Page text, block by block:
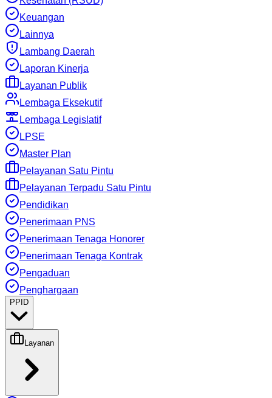
Keuangan
Lainnya
Lambang Daerah
Laporan Kinerja
Layanan Publik
Lembaga Eksekutif
Lembaga Legislatif
LPSE
Master Plan
Pelayanan Satu Pintu
Pelayanan Terpadu Satu Pintu
Pendidikan
Penerimaan PNS
Penerimaan Tenaga Honorer
Penerimaan Tenaga Kontrak
Pengaduan
Penghargaan
PPID
Layanan